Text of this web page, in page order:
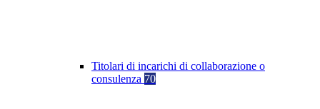
Titolari di incarichi di collaborazione o
consulenza 70